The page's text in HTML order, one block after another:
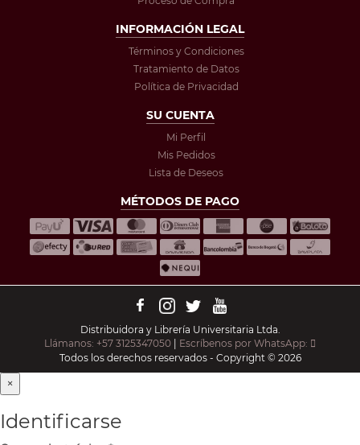
INFORMACIÓN LEGAL
Términos y Condiciones
Tratamiento de Datos
Política de Privacidad
SU CUENTA
Mi Perfil
Mis Pedidos
Lista de Deseos
MÉTODOS DE PAGO
Distribuidora y Librería Universitaria Ltda.
Llámanos: +57 3125347050 | Escríbenos por WhatsApp:
Todos los derechos reservados - Copyright © 2026
×
Identificarse